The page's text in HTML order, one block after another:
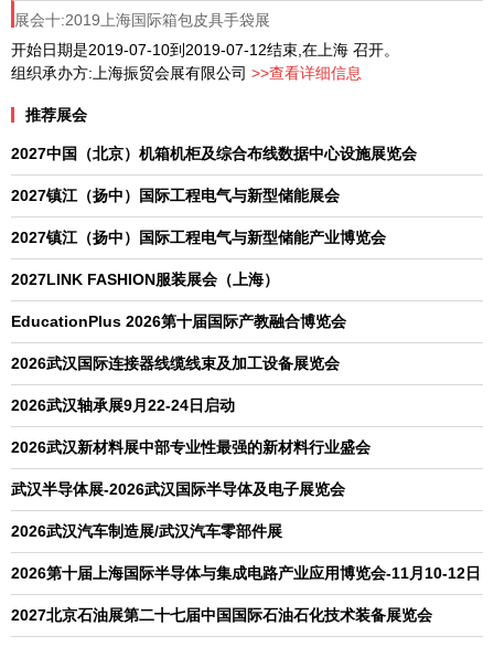
展会十:2019上海国际箱包皮具手袋展
开始日期是2019-07-10到2019-07-12结束,在上海 召开。
组织承办方:上海振贸会展有限公司 >>查看详细信息
推荐展会
2027中国（北京）机箱机柜及综合布线数据中心设施展览会
2027镇江（扬中）国际工程电气与新型储能展会
2027镇江（扬中）国际工程电气与新型储能产业博览会
2027LINK FASHION服装展会（上海）
EducationPlus 2026第十届国际产教融合博览会
2026武汉国际连接器线缆线束及加工设备展览会
2026武汉轴承展9月22-24日启动
2026武汉新材料展中部专业性最强的新材料行业盛会
武汉半导体展-2026武汉国际半导体及电子展览会
2026武汉汽车制造展/武汉汽车零部件展
2026第十届上海国际半导体与集成电路产业应用博览会-11月10-12日
2027北京石油展第二十七届中国国际石油石化技术装备展览会